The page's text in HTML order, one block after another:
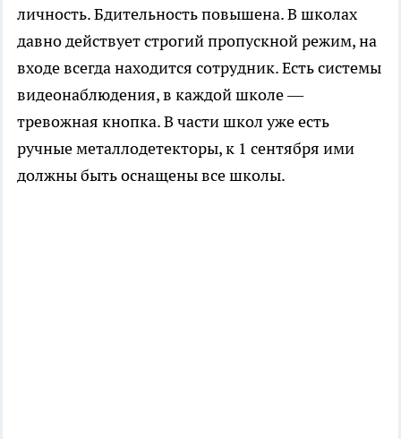
личность. Бдительность повышена. В школах
давно действует строгий пропускной режим, на
входе всегда находится сотрудник. Есть системы
видеонаблюдения, в каждой школе —
тревожная кнопка. В части школ уже есть
ручные металлодетекторы, к 1 сентября ими
должны быть оснащены все школы.